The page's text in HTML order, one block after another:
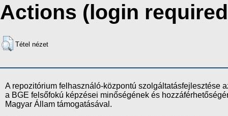
Actions (login
Tétel nézet
A repozitórium felhasználó-központú szolgáltatásfejlesztése
a BGE felsőfokú képzései minőségének és
Magyar Állam támogatásával.